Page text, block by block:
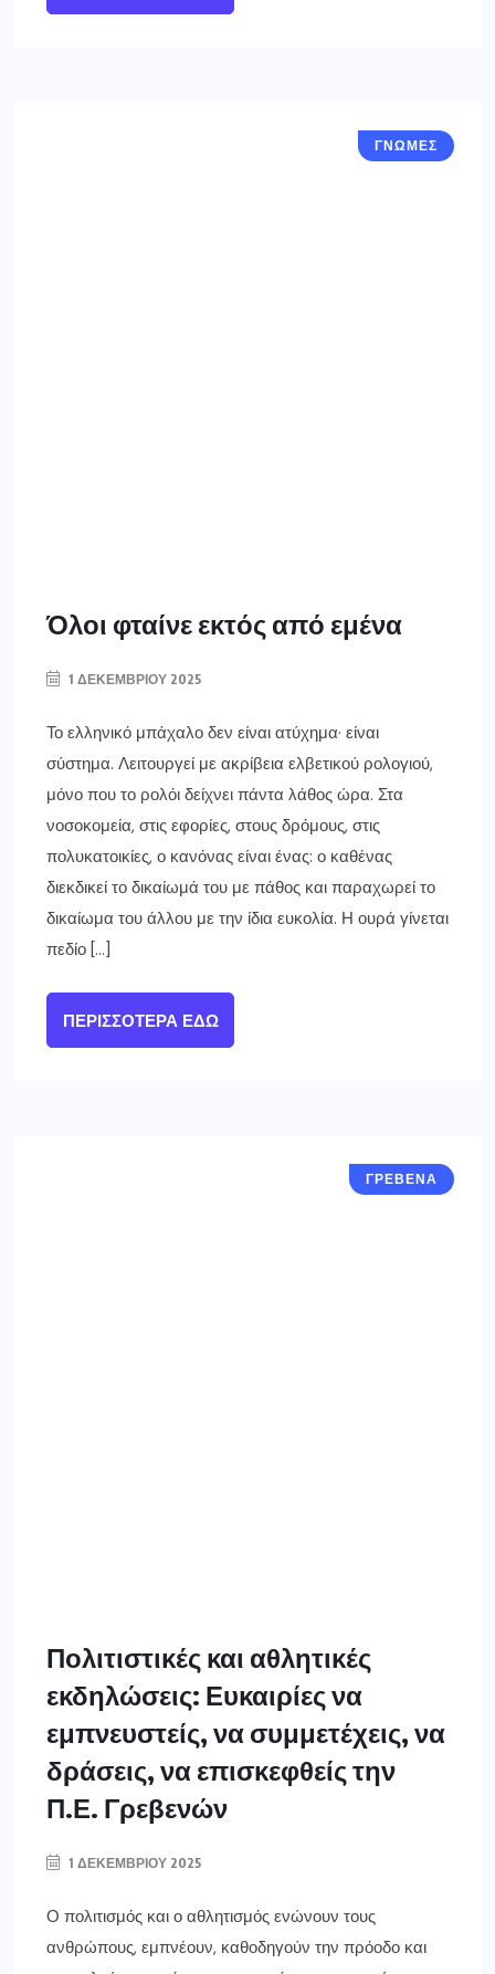
ΓΝΩΜΕΣ
Όλοι φταίνε εκτός από εμένα
1 ΔΕΚΕΜΒΡΊΟΥ 2025
Το ελληνικό μπάχαλο δεν είναι ατύχημα· είναι
σύστημα. Λειτουργεί με ακρίβεια ελβετικού ρολογιού,
μόνο που το ρολόι δείχνει πάντα λάθος ώρα. Στα
νοσοκομεία, στις εφορίες, στους δρόμους, στις
πολυκατοικίες, ο κανόνας είναι ένας: ο καθένας
διεκδικεί το δικαίωμά του με πάθος και παραχωρεί το
δικαίωμα του άλλου με την ίδια ευκολία. Η ουρά γίνεται
πεδίο […]
ΠΕΡΙΣΣΌΤΕΡΑ ΕΔΏ
ΓΡΕΒΕΝΑ
Πολιτιστικές και αθλητικές
εκδηλώσεις: Ευκαιρίες να
εμπνευστείς, να συμμετέχεις, να
δράσεις, να επισκεφθείς την
Π.Ε. Γρεβενών
1 ΔΕΚΕΜΒΡΊΟΥ 2025
Ο πολιτισμός και ο αθλητισμός ενώνουν τους
ανθρώπους, εμπνέουν, καθοδηγούν την πρόοδο και